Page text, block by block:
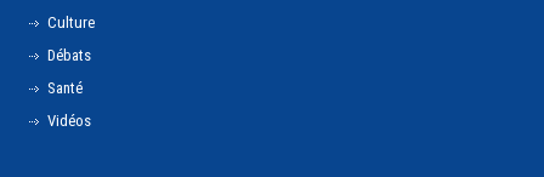
Culture
Débats
Santé
Vidéos